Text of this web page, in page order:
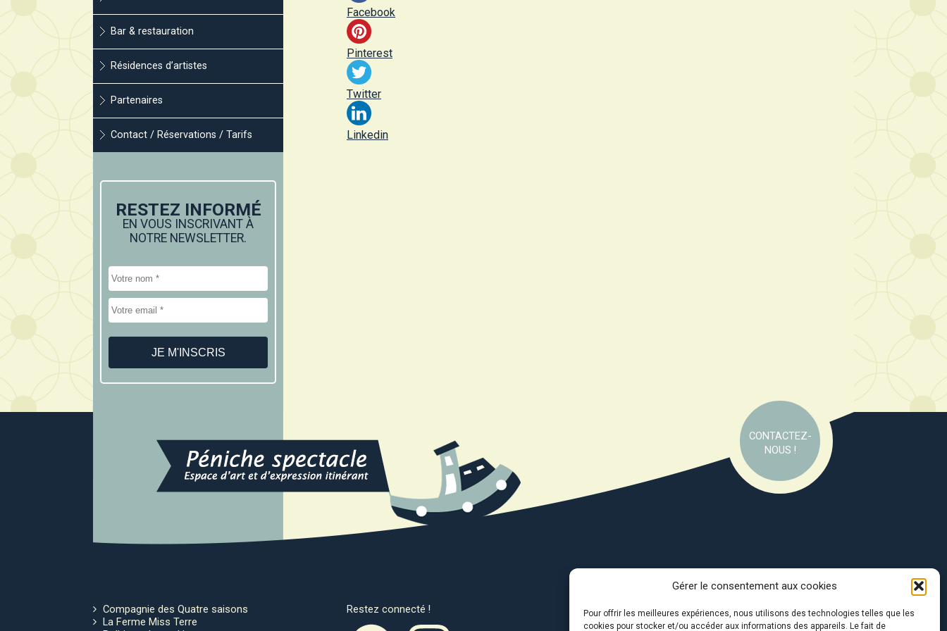
Gérer le consentement aux cookies
Pour offrir les meilleures expériences, nous utilisons des technologies telles que les
cookies pour stocker et/ou accéder aux informations des appareils. Le fait de
Bar & restauration
Résidences d’artistes
Partenaires
Contact / Réservations / Tarifs
RESTEZ INFORMÉ
EN VOUS INSCRIVANT À
NOTRE NEWSLETTER.
Facebook
Pinterest
Twitter
Linkedin
CONTACTEZ-
NOUS !
Compagnie des Quatre saisons
La Ferme Miss Terre
Restez connecté ! Avec le soutien de :